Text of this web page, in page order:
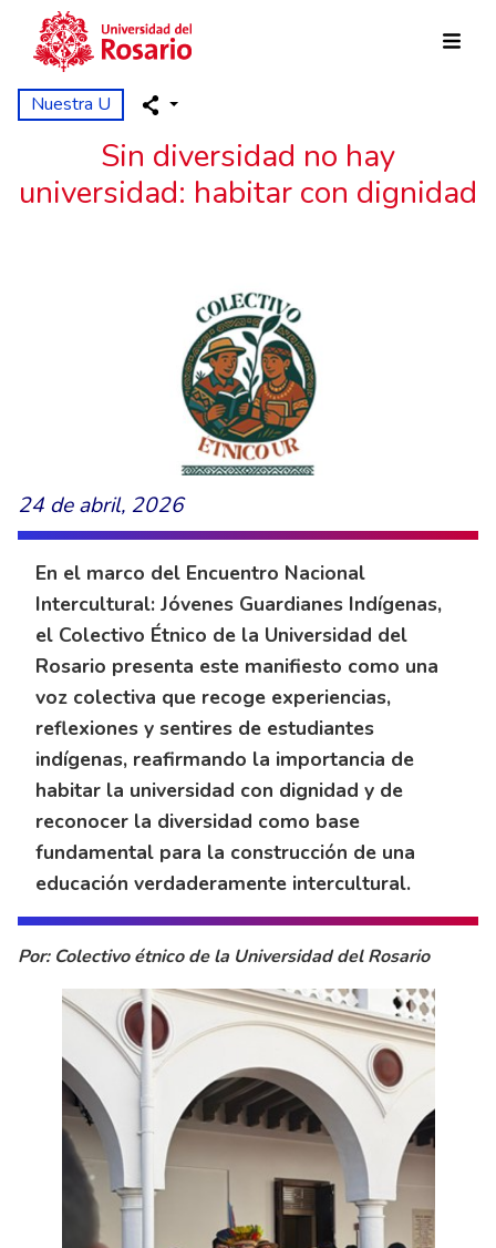
Pasar al contenido principal
Nuestra U
Sin diversidad no hay
universidad: habitar con dignidad
24 de abril, 2026
En el marco del Encuentro Nacional
Intercultural: Jóvenes Guardianes Indígenas,
el Colectivo Étnico de la Universidad del
Rosario presenta este manifiesto como una
voz colectiva que recoge experiencias,
reflexiones y sentires de estudiantes
indígenas, reafirmando la importancia de
habitar la universidad con dignidad y de
reconocer la diversidad como base
fundamental para la construcción de una
educación verdaderamente intercultural.
Por: Colectivo étnico de la Universidad del Rosario